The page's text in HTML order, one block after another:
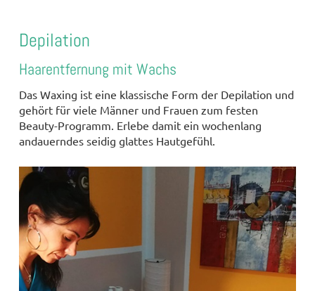
Depilation
Haarentfernung mit Wachs
Das Waxing ist eine klassische Form der Depilation und
gehört für viele Männer und Frauen zum festen
Beauty-Programm. Erlebe damit ein wochenlang
andauerndes seidig glattes Hautgefühl.